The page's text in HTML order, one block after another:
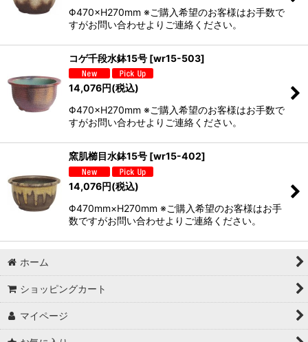
Φ470×H270mm ※ご購入希望のお客様はお手数で
すがお問い合わせよりご連絡ください。
コゲ千段水鉢15号 [wr15-503]
14,076円(税込)
Φ470×H270mm ※ご購入希望のお客様はお手数で
すがお問い合わせよりご連絡ください。
窯肌櫛目水鉢15号 [wr15-402]
14,076円(税込)
Φ470mm×H270mm ※ご購入希望のお客様はお手
数ですがお問い合わせよりご連絡ください。
ホーム
ショッピングカート
マイページ